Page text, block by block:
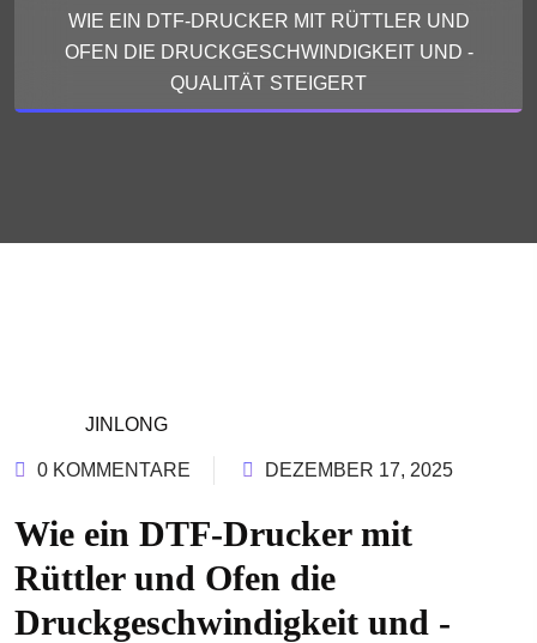
WIE EIN DTF-DRUCKER MIT RÜTTLER UND
OFEN DIE DRUCKGESCHWINDIGKEIT UND -
QUALITÄT STEIGERT
JINLONG
0 KOMMENTARE DEZEMBER 17, 2025
Wie ein DTF-Drucker mit
Rüttler und Ofen die
Druckgeschwindigkeit und -